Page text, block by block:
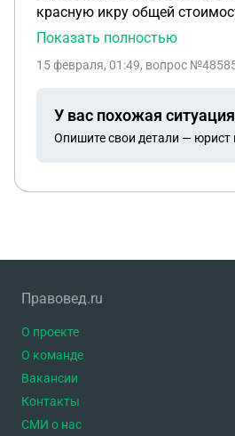
красную икру общей
примененным способам
Показать полностью
15 февраля, 01:49, вопрос
У вас похожая
Опишите свои детали — юрист
Правовед.ru
О проекте
О команде
Вакансии
Контакты
СМИ о нас